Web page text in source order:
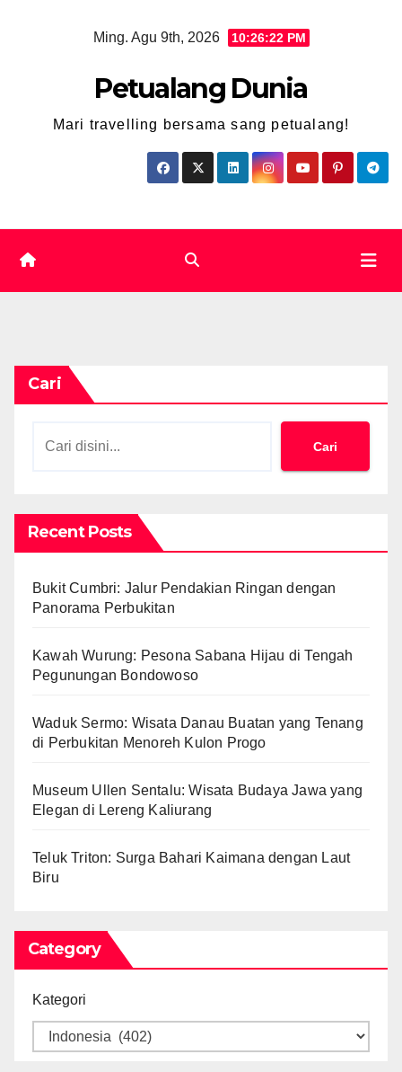
Ming. Agu 9th, 2026 10:26:23 PM
Petualang Dunia
Mari travelling bersama sang petualang!
Cari
Cari
Recent Posts
Bukit Cumbri: Jalur Pendakian Ringan dengan
Panorama Perbukitan
Kawah Wurung: Pesona Sabana Hijau di Tengah
Pegunungan Bondowoso
Waduk Sermo: Wisata Danau Buatan yang Tenang
di Perbukitan Menoreh Kulon Progo
Museum Ullen Sentalu: Wisata Budaya Jawa yang
Elegan di Lereng Kaliurang
Teluk Triton: Surga Bahari Kaimana dengan Laut
Biru
Category
Kategori